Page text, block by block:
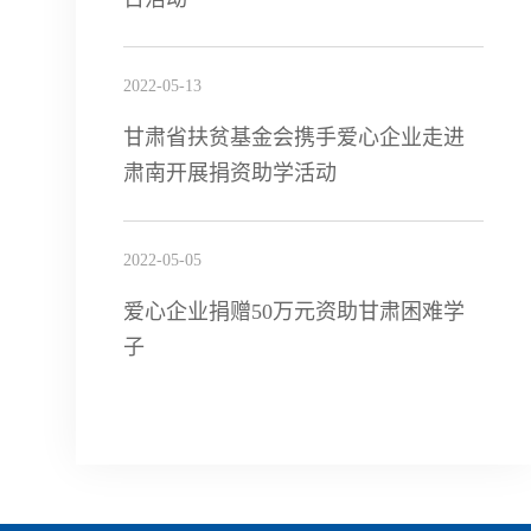
2022-05-13
甘肃省扶贫基金会携手爱心企业走进
肃南开展捐资助学活动
2022-05-05
爱心企业捐赠50万元资助甘肃困难学
子